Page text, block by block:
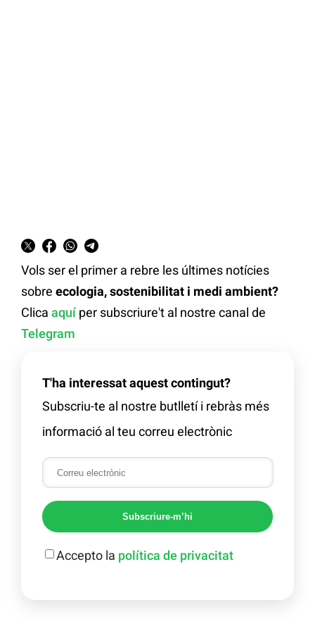
Vols ser el primer a rebre les últimes notícies
sobre ecologia, sostenibilitat i medi ambient?
Clica aquí per subscriure't al nostre canal de
Telegram
T'ha interessat aquest contingut?
Subscriu-te al nostre butlletí i rebràs més
informació al teu correu electrònic
Subscriure-m’hi
Accepto la política de privacitat